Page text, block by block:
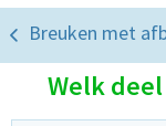
Breuken met
Welk